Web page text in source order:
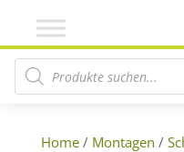
Products search
Home/ Montagen /